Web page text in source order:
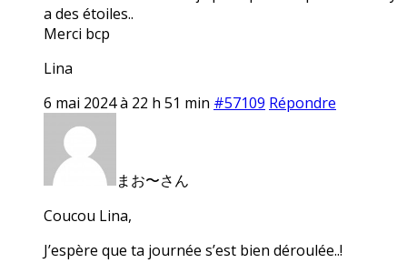
a des étoiles..
Merci bcp
Lina
6 mai 2024 à 22 h 51 min #57109 Répondre
まお〜さん
Coucou Lina,
J’espère que ta journée s’est bien déroulée..!